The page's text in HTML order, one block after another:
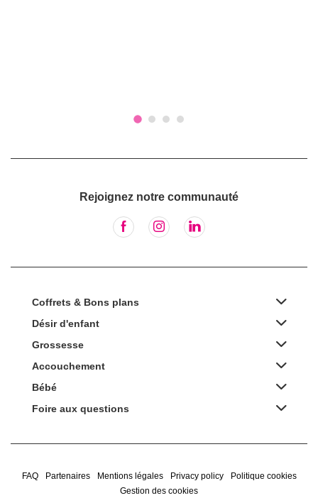
Rejoignez notre communauté
Coffrets & Bons plans
Désir d'enfant
Grossesse
Accouchement
Bébé
Foire aux questions
FAQ Partenaires Mentions légales Privacy policy
Politique cookies
Gestion des cookies